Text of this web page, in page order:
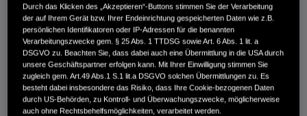
Außenfarbe
crystal black pearl
Kilometerstand
166.000 km
Kraftstoffart
Super
Getriebe
Automatik
Türen
5
Leistung
61 kW / 83 PS
Hubraum
1.339 cm³
Erstzulassung
10.2007
Bauart
Limousine
Durch das Klicken des „Akzeptieren“-Buttons stimmen Sie der Verarbeitung
der auf Ihrem Gerät bzw. Ihrer Endeinrichtung gespeicherten Daten wie z.B.
persönlichen Identifikatoren oder IP-Adressen für die benannten
Verarbeitungszwecke gem. § 25 Abs. 1 TTDSG sowie Art. 6 Abs. 1 lit. a
DSGVO zu. Beachten Sie, dass dabei auch eine Übermittlung in die USA durch
unsere Geschäftspartner erfolgen kann. Mit Ihrer Einwilligung stimmen Sie
zugleich gem. Art.49 Abs.1 S.1 lit.a DSGVO solchen Übermittlungen zu. Es
besteht dabei insbesondere das Risiko, dass Ihre Cookie-bezogenen Daten
durch US-Behörden, zu Kontroll- und Überwachungszwecke, möglicherweise
auch ohne Rechtsbehelfsmöglichkeiten, verarbeitet werden.